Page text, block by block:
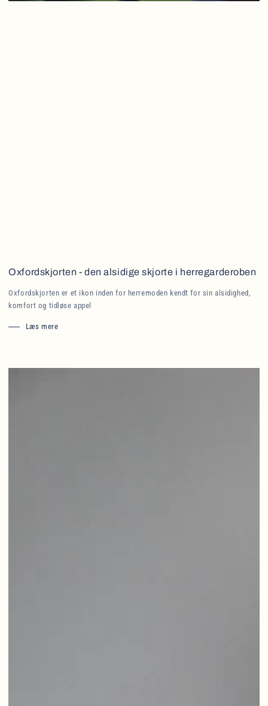
Oxfordskjorten - den alsidige skjorte i herregarderoben
Oxfordskjorten er et ikon inden for herremoden kendt for sin alsidighed,
komfort og tidløse appel
Læs mere